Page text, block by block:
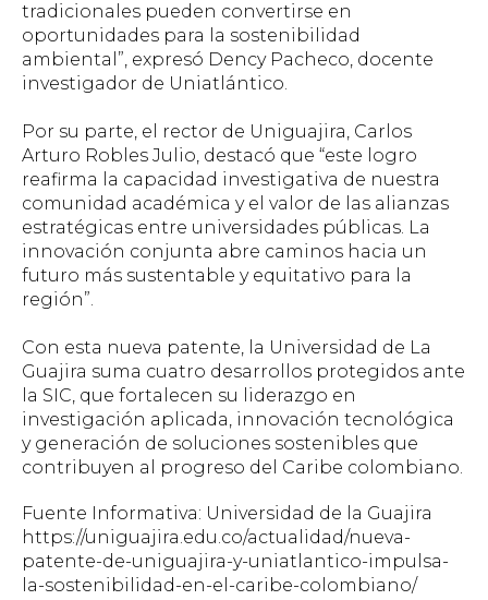
tradicionales pueden convertirse en
oportunidades para la sostenibilidad
ambiental”, expresó Dency Pacheco, docente
investigador de Uniatlántico.
Por su parte, el rector de Uniguajira, Carlos
Arturo Robles Julio, destacó que “este logro
reafirma la capacidad investigativa de nuestra
comunidad académica y el valor de las alianzas
estratégicas entre universidades públicas. La
innovación conjunta abre caminos hacia un
futuro más sustentable y equitativo para la
región”.
Con esta nueva patente, la Universidad de La
Guajira suma cuatro desarrollos protegidos ante
la SIC, que fortalecen su liderazgo en
investigación aplicada, innovación tecnológica
y generación de soluciones sostenibles que
contribuyen al progreso del Caribe colombiano.
Fuente Informativa: Universidad de la Guajira
https://uniguajira.edu.co/actualidad/nueva-
patente-de-uniguajira-y-uniatlantico-impulsa-
la-sostenibilidad-en-el-caribe-colombiano/